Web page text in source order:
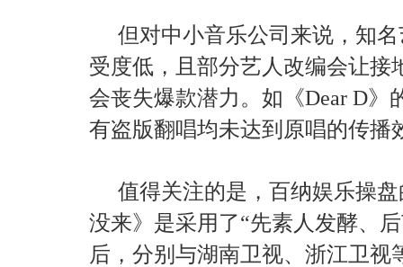
但对中小音乐公司来说，知
受度低，且部分艺人改编会让接
会丧失爆款潜力。如《Dear D
有盗版翻唱均未达到原唱的传播
值得关注的是，百纳娱乐操
没来》是采用了“先素人发酵、
后，分别与湖南卫视、浙江卫视